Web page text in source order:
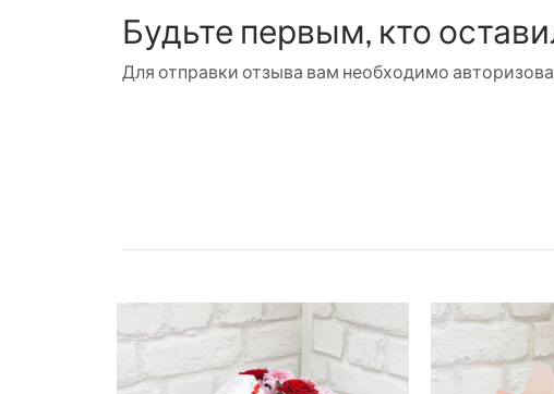
Будьте первым, кто
Для отправки отзыва вам необходимо